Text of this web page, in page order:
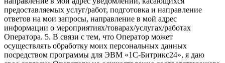
предоставляемых услуг/работ, подготовка и направление
ответов на мои запросы, направление в мой адрес
информации о мероприятиях/товарах/услугах/работах
Оператора. 5. В связи с тем, что Оператор может
осуществлять обработку моих персональных данных
посредством программы для ЭВМ «1С-Битрикс24», я даю